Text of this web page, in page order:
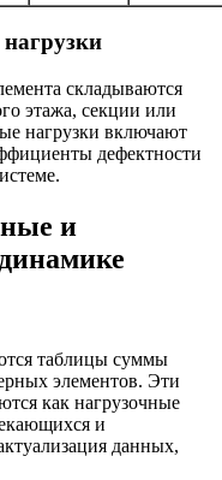
складываются
этажа, секции или
нагрузки включают
дефектности
и
таблицы суммы
элементов. Эти
как нагрузочные
и
данных,